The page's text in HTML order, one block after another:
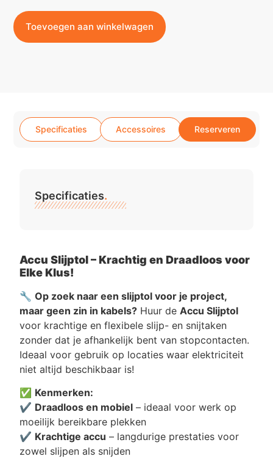
Toevoegen aan winkelwagen
Specificaties Accessoires Reserveren
Accu Slijptol – Krachtig en Draadloos voor
Elke Klus!
🔧Op zoek naar een slijptol voor je project,
maar geen zin in kabels? Huur deAccu Slijptol
voor krachtige en flexibele slijp- en snijtaken
zonder dat je afhankelijk bent van stopcontacten.
Ideaal voor gebruik op locaties waar elektriciteit
niet altijd beschikbaar is!
✅ Kenmerken:
✔️ Draadloos en mobiel – ideaal voor werk op
moeilijk bereikbare plekken
✔️ Krachtige accu – langdurige prestaties voor
zowel slijpen als snijden
Specificaties.